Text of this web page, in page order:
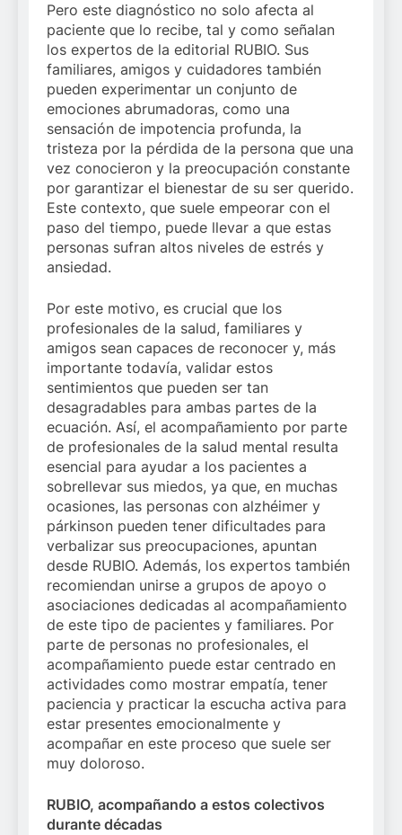
Pero este diagnóstico no solo afecta al
paciente que lo recibe, tal y como señalan
los expertos de la editorial RUBIO. Sus
familiares, amigos y cuidadores también
pueden experimentar un conjunto de
emociones abrumadoras, como una
sensación de impotencia profunda, la
tristeza por la pérdida de la persona que una
vez conocieron y la preocupación constante
por garantizar el bienestar de su ser querido.
Este contexto, que suele empeorar con el
paso del tiempo, puede llevar a que estas
personas sufran altos niveles de estrés y
ansiedad.
Por este motivo, es crucial que los
profesionales de la salud, familiares y
amigos sean capaces de reconocer y, más
importante todavía, validar estos
sentimientos que pueden ser tan
desagradables para ambas partes de la
ecuación. Así, el acompañamiento por parte
de profesionales de la salud mental resulta
esencial para ayudar a los pacientes a
sobrellevar sus miedos, ya que, en muchas
ocasiones, las personas con alzhéimer y
párkinson pueden tener dificultades para
verbalizar sus preocupaciones, apuntan
desde RUBIO. Además, los expertos también
recomiendan unirse a grupos de apoyo o
asociaciones dedicadas al acompañamiento
de este tipo de pacientes y familiares. Por
parte de personas no profesionales, el
acompañamiento puede estar centrado en
actividades como mostrar empatía, tener
paciencia y practicar la escucha activa para
estar presentes emocionalmente y
acompañar en este proceso que suele ser
muy doloroso.
RUBIO, acompañando a estos colectivos
durante décadas